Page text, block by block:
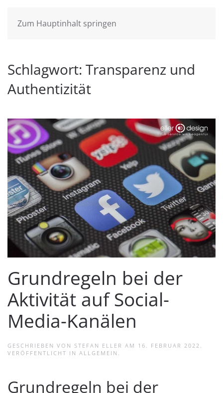
Zum Hauptinhalt springen
Schlagwort: Transparenz und
Authentizität
Grundregeln bei der
Aktivität auf Social-
Media-Kanälen
GESCHRIEBEN VON STEFAN ELLER AM 16. FEBRUAR 2022
VERÖFFENTLICHT IN ALLGEMEIN
Grundregeln bei der